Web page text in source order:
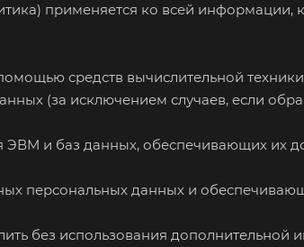
применяется ко всей информации,
средств вычислительной
(за исключением случаев, если
и баз данных, обеспечивающих их
персональных данных и
без использования дополнительной